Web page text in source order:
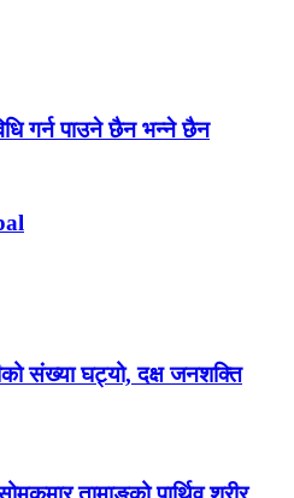
गर्न पाउने छैन भन्ने छैन
संख्या घट्यो, दक्ष जनशक्ति